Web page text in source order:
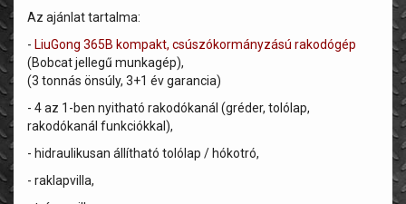
Az ajánlat tartalma:
- LiuGong 365B kompakt, csúszókormányzású rakodógép
(Bobcat jellegű munkagép),
(3 tonnás önsúly, 3+1 év garancia)
- 4 az 1-ben nyitható rakodókanál (gréder, tolólap,
rakodókanál funkciókkal),
- hidraulikusan állítható tolólap / hókotró,
- raklapvilla,